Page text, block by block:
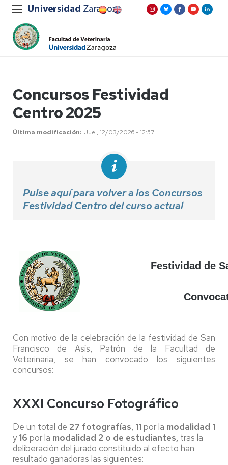
Concursos Festividad
Centro 2025
Última modificación Jue , 12/03/2026 - 12:57
Pulse aquí para volver a los Concursos
Festividad Centro del curso actual
Festividad de
Con motivo de la celebración de la festividad de San
Francisco de Asís, Patrón de la Facultad de
Veterinaria, se han convocado los siguientes
concursos:
XXXI Concurso Fotográfico
De un total de 27 fotografías, 11 por la modalidad 1
y 16 por la modalidad 2 o de estudiantes, tras la
deliberación del jurado constituido al efecto han
resultado ganadoras las siguientes: